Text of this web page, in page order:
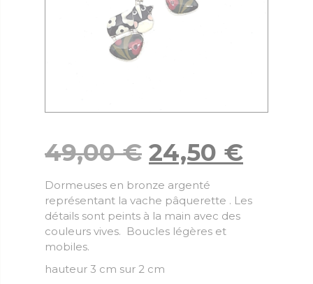
49,00€ 24,50 €
Dormeuses en bronze argenté
représentant la vache pâquerette . Les
détails sont peints à la main avec des
couleurs vives. Boucles légères et
mobiles.
hauteur 3 cm sur 2 cm